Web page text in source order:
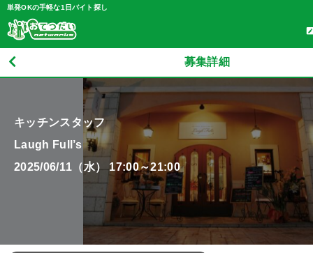
単発OKの手軽な1日バイト探し
募集詳細
キッチンスタッフ
Laugh Full’s
2025/06/11（水） 17:00～21:00